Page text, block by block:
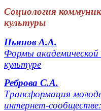
Социология
культуры
Пьянов А.А.
Формы
культуре
Реброва C.А.
Трансформация
интернет-